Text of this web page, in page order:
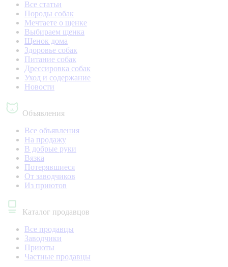
Все статьи
Породы собак
Мечтаете о щенке
Выбираем щенка
Щенок дома
Здоровье собак
Питание собак
Дрессировка собак
Уход и содержание
Новости
Объявления
Все объявления
На продажу
В добрые руки
Вязка
Потерявшиеся
От заводчиков
Из приютов
Каталог продавцов
Все продавцы
Заводчики
Приюты
Частные продавцы